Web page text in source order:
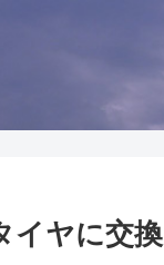
イヤに交換